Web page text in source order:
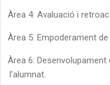
Àrea 4: Avaluació i
Àrea 5: Empoderament de
Àrea 6:
l’alumnat.